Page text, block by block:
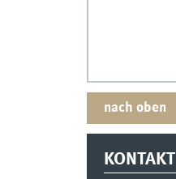
nach oben
KONTAKT